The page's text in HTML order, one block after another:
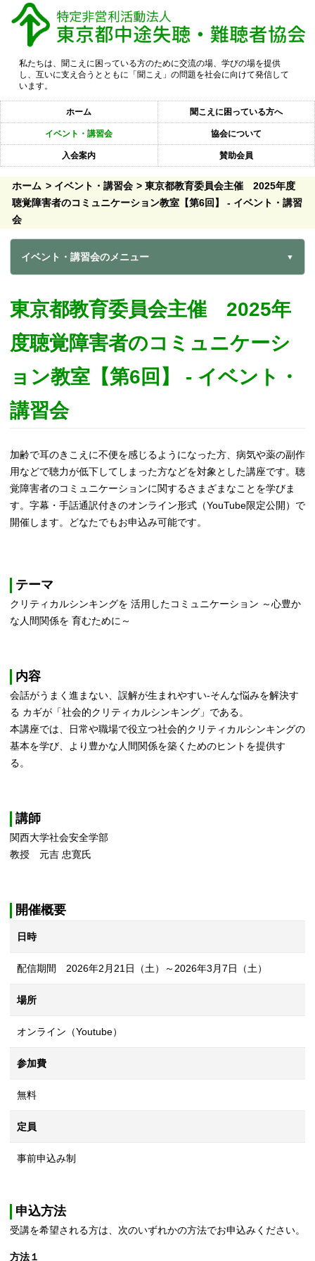
私たちは、聞こえに困っている方のために交流の場、学びの場を提供
し、互いに支え合うとともに「聞こえ」の問題を社会に向けて発信して
います。
ホーム 聞こえに困っている方へ
イベント・講習会 協会について
入会案内 賛助会員
ホーム イベント・講習会
東京都教育委員会主催 2025年度
聴覚障害者のコミュニケーション教室【第6回】 - イベント・講習
会
イベント・講習会のメニュー
東京都教育委員会主催 2025年
度聴覚障害者のコミュニケーシ
ョン教室【第6回】 - イベント・
講習会
加齢で耳のきこえに不便を感じるようになった方、病気や薬の副作
用などで聴力が低下してしまった方などを対象とした講座です。聴
覚障害者のコミュニケーションに関するさまざまなことを学びま
す。字幕・手話通訳付きのオンライン形式（YouTube限定公開）で
開催します。どなたでもお申込み可能です。
テーマ
クリティカルシンキングを 活用したコミュニケーション ～心豊か
な人間関係を 育むために～
内容
会話がうまく進まない、誤解が生まれやすい-そんな悩みを解決す
る カギが「社会的クリティカルシンキング」である。
本講座では、日常や職場で役立つ社会的クリティカルシンキングの
基本を学び、より豊かな人間関係を築くためのヒントを提供す
る。
講師
関西大学社会安全学部
教授 元吉 忠寛氏
開催概要
日時
配信期間 2026年2月21日（土）～2026年3月7日（土）
場所
オンライン（Youtube）
参加費
無料
定員
事前申込み制
申込方法
受講を希望される方は、次のいずれかの方法でお申込みください。
方法１